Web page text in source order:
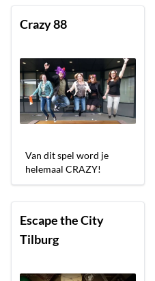
Crazy 88
Van dit spel word je
helemaal CRAZY!
Escape the City
Tilburg